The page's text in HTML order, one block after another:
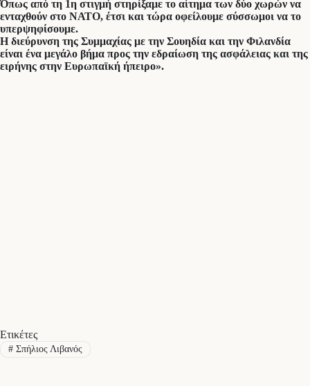
Όπως από τη 1η στιγμή στηρίξαμε το αίτημα των δύο χωρών να
ενταχθούν στο ΝΑΤΟ, έτσι και τώρα οφείλουμε σύσσωμοι να το
υπερψηφίσουμε.
Η διεύρυνση της Συμμαχίας με την Σουηδία και την Φιλανδία
είναι ένα μεγάλο βήμα προς την εδραίωση της ασφάλειας και της
ειρήνης στην Ευρωπαϊκή ήπειρο».
Ετικέτες
#Σπήλιος Λιβανός